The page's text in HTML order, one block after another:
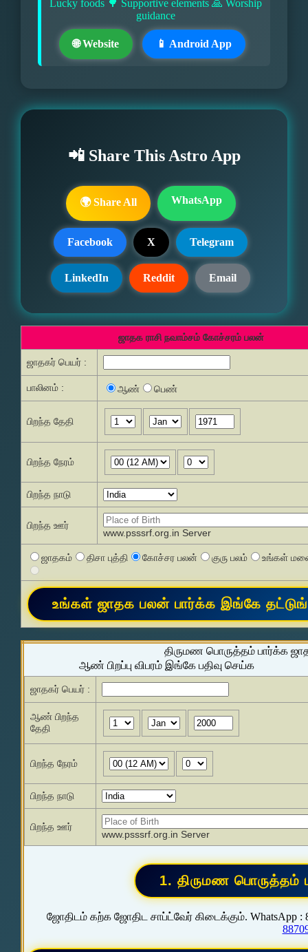
Lucky foods 🌳 Supportive elements 🙏 Worship
guidance
🌐 Website 📱 Android App
📲 Share This Astro App
🌍 Share All WhatsApp
Facebook X Telegram
LinkedIn Reddit Email
ஜாதக ராசி நவாம்சம் கோச்சரம் பலன்
ஜாதகர் பெயர் :
பாலினம் : ஆண் பெண்
பிறந்த தேதி
பிறந்த நேரம்
பிறந்த நாடு
பிறந்த ஊர்
www.psssrf.org.in Server
ஜாதகம் திசா புத்தி கோச்சர பலன் குரு பலம் உங்கள்
திருமண பொருத்தம் பார்க்க
ஆண் பிறப்பு விபரம் இங்கே பதிவு செய்க
ஜாதகர் பெயர் :
ஆண் பிறந்த
தேதி
பிறந்த நேரம்
பிறந்த நாடு
பிறந்த ஊர்
www.psssrf.org.in Server
ஜோதிடம் கற்க ஜோதிட சாப்ட்வேர் கிடைக்கும். WhatsApp :